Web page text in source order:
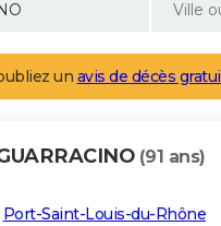
un avis de décès
(91 ans)
Port-Saint-Louis-du-Rhône